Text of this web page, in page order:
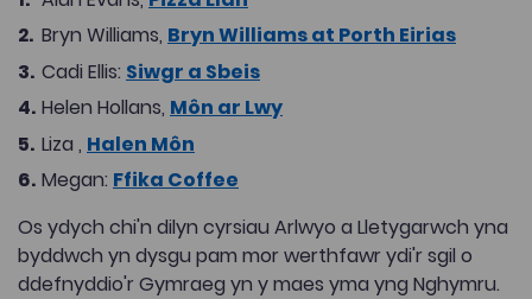
Bryn Williams, Bryn Williams at Porth Eirias
Cadi Ellis: Siwgr a Sbeis
Helen Hollans, Môn ar Lwy
Liza , Halen Môn
Megan: Ffika Coffee
Os ydych chi'n dilyn cyrsiau Arlwyo a Lletygarwch yna
byddwch yn dysgu pam mor werthfawr ydi'r sgil o
ddefnyddio'r Gymraeg yn y maes yma yng Nghymru.